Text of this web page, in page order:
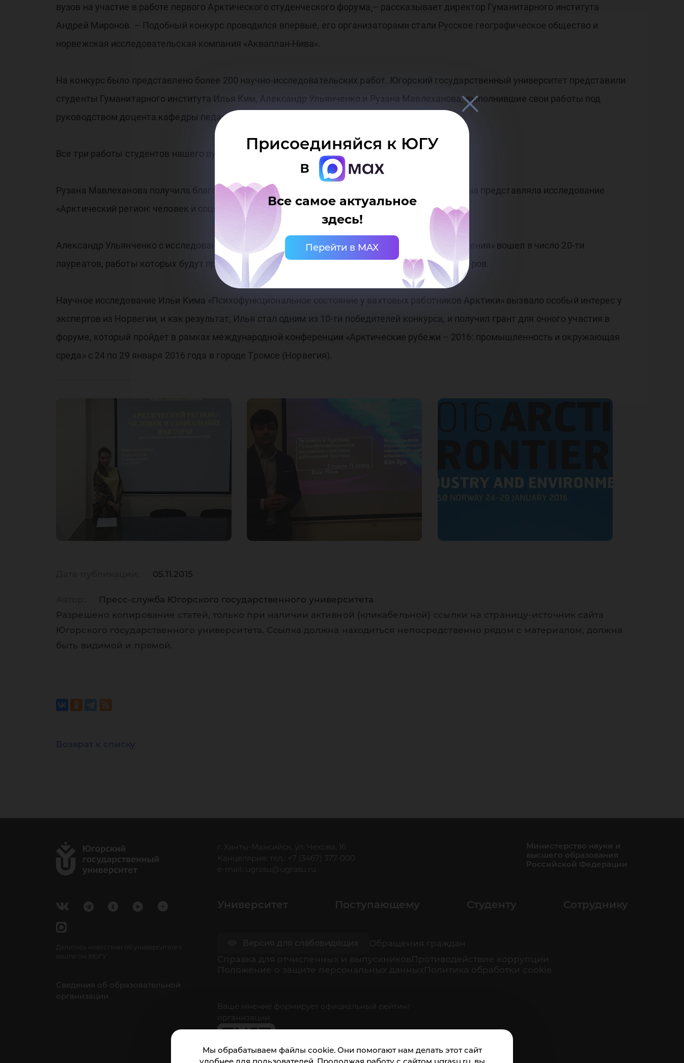
Мы обрабатываем файлы cookie. Они помогают нам делать этот сайт
Присоединяйся к ЮГУ
в
Все самое актуальное
здесь!
Перейти в MAX
вузов на участие в работе первого Арктического студенческого форума¸– рассказывает директор Гуманитарного института
Андрей Миронов. – Подобный конкурс проводился впервые, его организаторами стали Русское географическое общество и
норвежская исследовательская компания «Акваплан-Нива».
На конкурс было представлено более 200 научно-исследовательских работ. Югорский государственный университет представили
студенты Гуманитарного института Илья Ким, Александр Ульянченко и Рузана Мавлеханова, выполнившие свои работы под
руководством доцента кафедры педагогики и психологии Веры Лобовой.
Все три работы студентов нашего вуза были отмечены жюри.
Рузана Мавлеханова получила благодарность за исследования в области изучения Арктики. Она представляла исследование
«Арктический регион: человек и социальные факторы».
Александр Ульянченко с исследованием «Ненцы и Арктика: формы приспособительного поведения» вошел в число 20-ти
лауреатов, работы которых будут представлены на международной конференции в виде постеров.
Научное исследование Ильи Кима «Психофункциональное состояние у вахтовых работников Арктики» вызвало особый интерес у
экспертов из Норвегии, и как результат, Илья стал одним из 10-ти победителей конкурса, и получил грант для очного участия в
форуме, который пройдет в рамках международной конференции «Арктические рубежи – 2016: промышленность и окружающая
среда» с 24 по 29 января 2016 года в городе Тромсе (Норвегия).
05.11.2015
Пресс-служба Югорского государственного университета
Разрешено копирование статей, только при наличии активной (кликабельной) ссылки на страницу-источник сайта
Югорского государственного университета. Ссылка должна находиться непосредственно рядом с материалом, должна
быть видимой и прямой.
Возврат к списку
Делитесь новостями об университете с
хештегом #ЮГУ
Сведения об образовательной
организации
г. Ханты-Мансийск, ул. Чехова, 16
Канцелярия: тел.: +7 (3467) 377-000
e-mail:
ugrasu@ugrasu.ru
Министерство науки и
высшего образования
Российской Федерации
Университет Поступающему Студенту Сотруднику
Ваше мнение формирует официальный рейтинг
организации: